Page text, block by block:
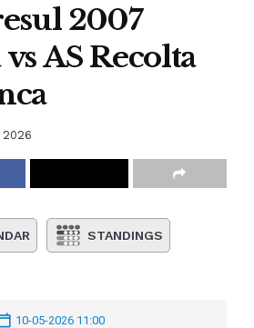
2007
AS Recolta
2026
STANDINGS
10-05-2026 11:00